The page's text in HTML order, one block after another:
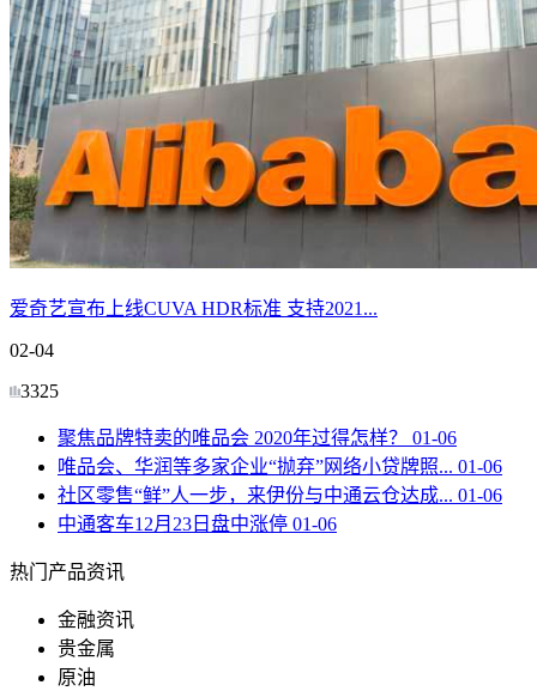
爱奇艺宣布上线CUVA HDR标准 支持2021...
02-04
3325
聚焦品牌特卖的唯品会 2020年过得怎样？
01-06
唯品会、华润等多家企业“抛弃”网络小贷牌照... 01-06
社区零售“鲜”人一步，来伊份与中通云仓达成... 01-06
中通客车12月23日盘中涨停 01-06
热门产品资讯
金融资讯
贵金属
原油